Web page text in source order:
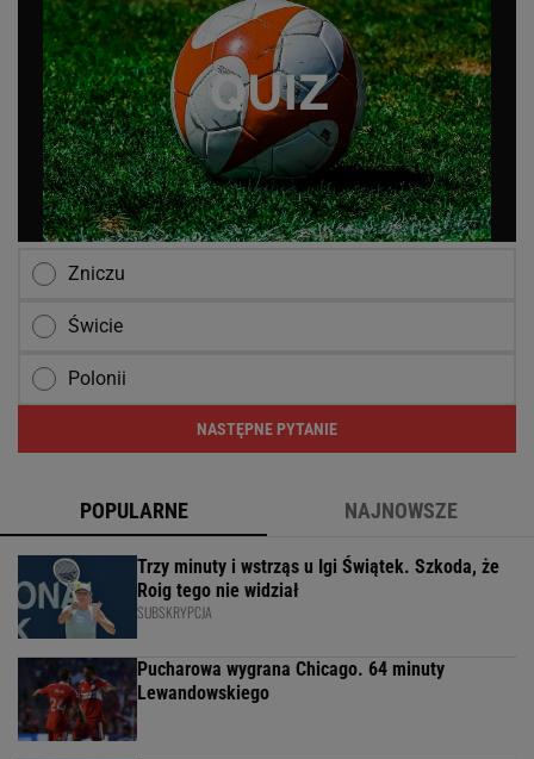
Zniczu
Świcie
Polonii
NASTĘPNE PYTANIE
POPULARNE NAJNOWSZE
Trzy minuty i wstrząs u Igi Świątek. Szkoda, że
Roig tego nie widział
SUBSKRYPCJA
Pucharowa wygrana Chicago. 64 minuty
Lewandowskiego